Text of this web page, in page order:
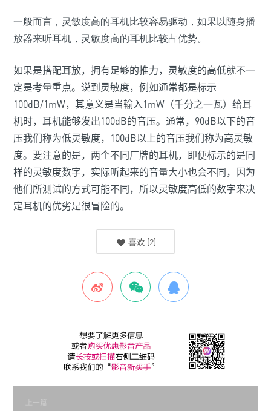
一般而言，灵敏度高的耳机比较容易驱动，如果以随身播
放器来听耳机，灵敏度高的耳机比较占优势。
如果是搭配耳放，拥有足够的推力，灵敏度的高低就不一
定是考量重点。说到灵敏度，例如通常都是标示
100dB/1mW，其意义是当输入1mW （千分之一瓦）给耳
机时，耳机能够发出100dB的音压。通常， 90dB以下的音
压我们称为低灵敏度， 100dB以上的音压我们称为高灵敏
度。要注意的是，两个不同厂牌的耳机，即便标示的是同
样的灵敏度数字，实际听起来的音量大小也会不同，因为
他们所测试的方式可能不同，所以灵敏度高低的数字来决
定耳机的优劣是很冒险的。
喜欢 (2)
上一篇